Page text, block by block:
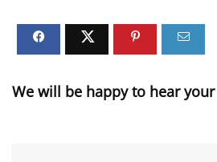
We will be happy to hear